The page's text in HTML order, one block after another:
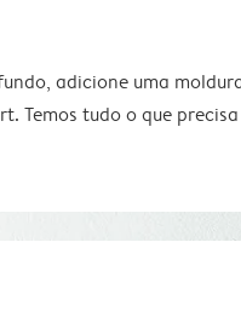
adicione uma
Temos tudo o que precisa